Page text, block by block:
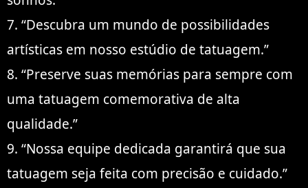
7. “Descubra um mundo de possibilidades
artísticas em nosso estúdio de tatuagem.”
8. “Preserve suas memórias para sempre com
uma tatuagem comemorativa de alta
qualidade.”
9. “Nossa equipe dedicada garantirá que sua
tatuagem seja feita com precisão e cuidado.”